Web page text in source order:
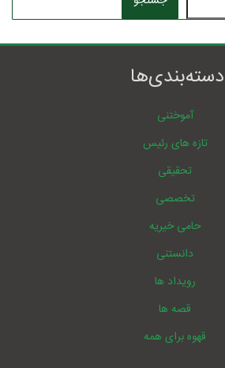
دسته‌بندی‌ها
آموختنی
تازه های رئیس
تحقیقی
تخصصی
حامی خیریه
دانستنی
رویداد ها
قصه ها
قهوه برای همه